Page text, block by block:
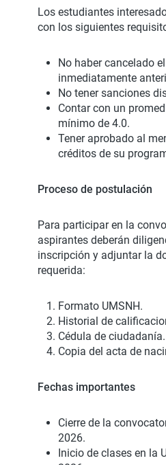
Los estudiantes
con los siguientes
No haber cancelado
inmediatamente
No tener sanciones
Contar con un
mínimo de 4.0.
Tener aprobado al
créditos de su
Proceso de postulación
Para participar en la
aspirantes deberán
inscripción y adjuntar la
requerida:
Formato UMSNH.
Historial de
Cédula de ciudadanía.
Copia del acta de
Fechas importantes
Cierre de la
2026.
Inicio de clases en la